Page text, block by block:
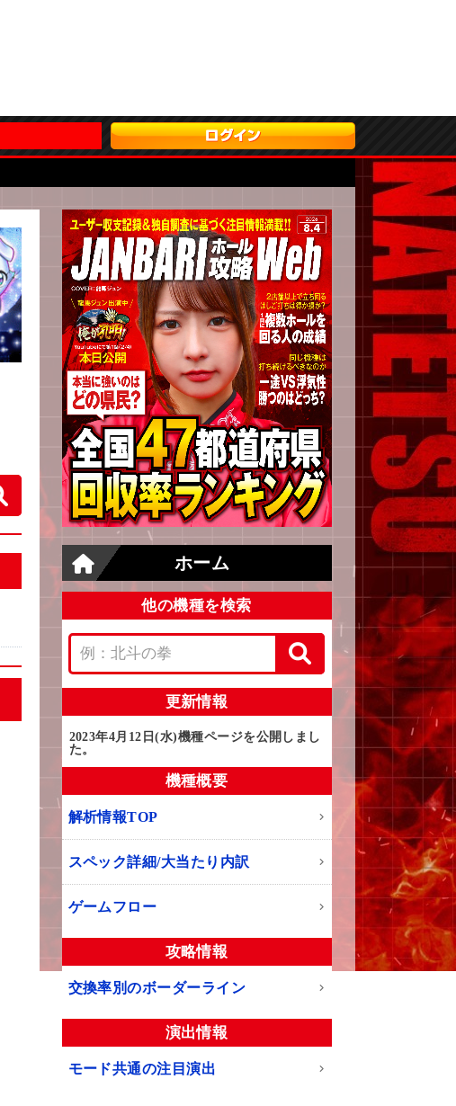
ホーム
他の機種を検索
更新情報
2023年4月12日(水)機種ページを公開しまし
た。
機種概要
解析情報TOP
スペック詳細/大当たり内訳
ゲームフロー
攻略情報
交換率別のボーダーライン
演出情報
モード共通の注目演出